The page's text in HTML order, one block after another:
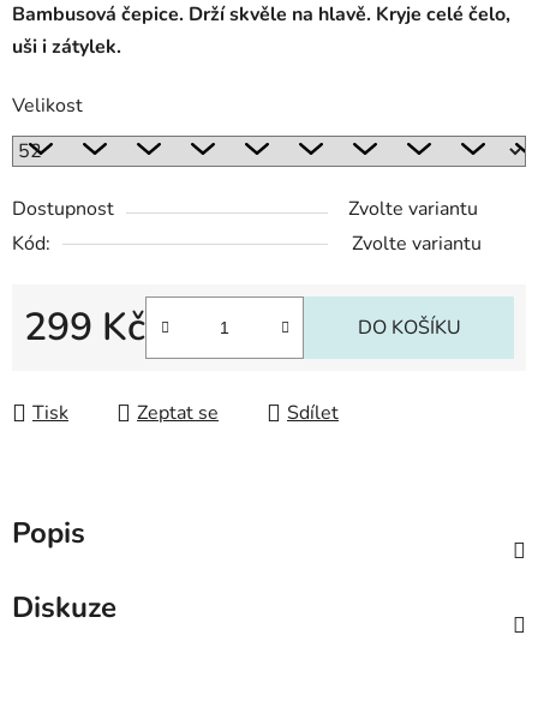
Bambusová čepice. Drží skvěle na hlavě. Kryje celé čelo,
uši i zátylek.
Velikost
Dostupnost
Zvolte variantu
Kód:
Zvolte variantu
299 Kč DO KOŠÍKU
Tisk Zeptat se Sdílet
Popis
Diskuze